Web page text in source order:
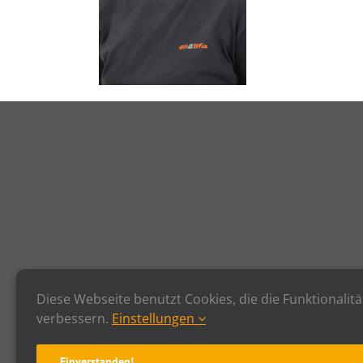
Diese Webseite benutzt Cookies, die die
verbessern. Einstellungen